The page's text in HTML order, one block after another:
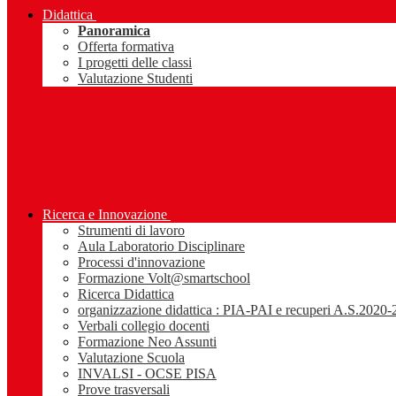
Didattica
Panoramica
Offerta formativa
I progetti delle classi
Valutazione Studenti
Ricerca e Innovazione
Strumenti di lavoro
Aula Laboratorio Disciplinare
Processi d'innovazione
Formazione Volt@smartschool
Ricerca Didattica
organizzazione didattica : PIA-PAI e recuperi A.S.2020-
Verbali collegio docenti
Formazione Neo Assunti
Valutazione Scuola
INVALSI - OCSE PISA
Prove trasversali